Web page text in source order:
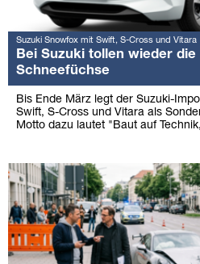
Suzuki Snowfox mit Swift, S-Cross und Vitara
Bei Suzuki tollen wieder die
Schneefüchse
Bis Ende März legt der Suzuki-
Swift, S-Cross und Vitara als
Motto dazu lautet "Baut auf